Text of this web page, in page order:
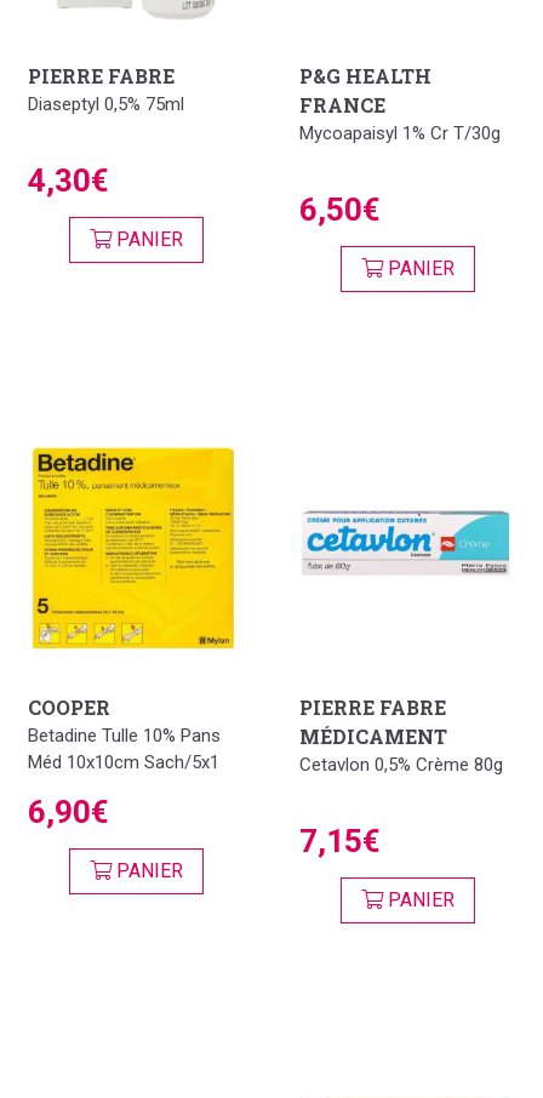
PIERRE FABRE
Diaseptyl 0,5% 75ml
4,30€
PANIER
P&G HEALTH
FRANCE
Mycoapaisyl 1% Cr T/30g
6,50€
PANIER
COOPER
Betadine Tulle 10% Pans
Méd 10x10cm Sach/5x1
6,90€
PANIER
PIERRE FABRE
MÉDICAMENT
Cetavlon 0,5% Crème 80g
7,15€
PANIER